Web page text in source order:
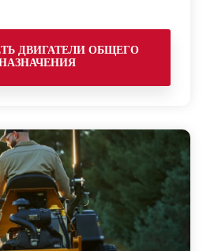
ДВИГАТЕЛИ ОБЩЕГО